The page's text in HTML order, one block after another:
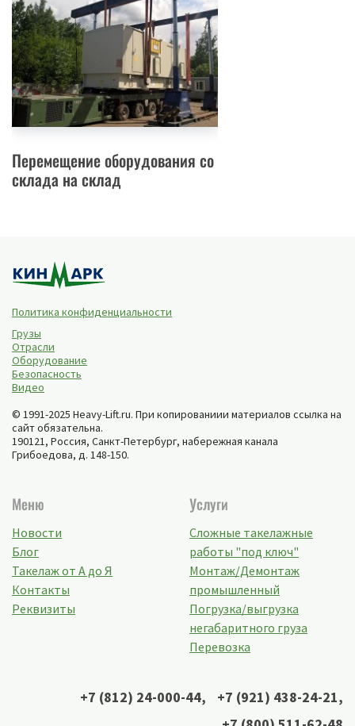
Перемещение оборудования со
склада на склад
Политика конфиденциальности
Грузы
Отрасли
Оборудование
Безопасность
Видео
© 1991-2025 Heavy-Lift.ru. При копированиии материалов ссылка на
сайт обязательна.
190121, Россия, Санкт-Петербург, набережная канала
Грибоедова, д. 148-150.
Меню
Новости
Блог
Такелаж от А до Я
Контакты
Реквизиты
Услуги
Сложные такелажные
работы "под ключ"
Монтаж/Демонтаж
промышленный
Погрузка/выгрузка
негабаритного груза
Перевозка
+7 (812) 24-000-44, +7 (921) 438-24-21,